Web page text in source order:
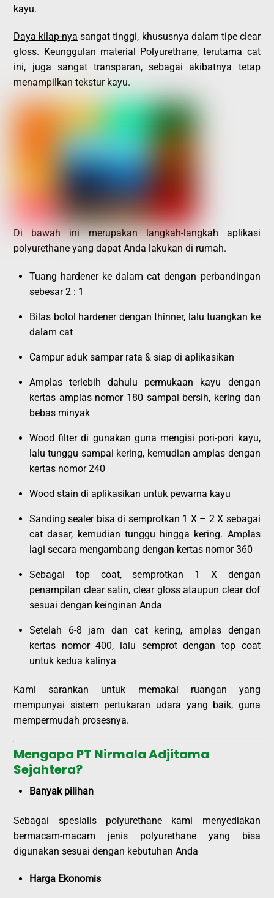
kayu.
Daya kilap-nya sangat tinggi, khususnya dalam tipe clear
gloss. Keunggulan material Polyurethane, terutama cat
ini, juga sangat transparan, sebagai akibatnya tetap
menampilkan tekstur kayu.
Di bawah ini merupakan langkah-langkah aplikasi
polyurethane yang dapat Anda lakukan di rumah.
Tuang hardener ke dalam cat dengan perbandingan
sebesar 2 : 1
Bilas botol hardener dengan thinner, lalu tuangkan ke
dalam cat
Campur aduk sampar rata & siap di aplikasikan
Amplas terlebih dahulu permukaan kayu dengan
kertas amplas nomor 180 sampai bersih, kering dan
bebas minyak
Wood filter di gunakan guna mengisi pori-pori kayu,
lalu tunggu sampai kering, kemudian amplas dengan
kertas nomor 240
Wood stain di aplikasikan untuk pewarna kayu
Sanding sealer bisa di semprotkan 1 X – 2 X sebagai
cat dasar, kemudian tunggu hingga kering. Amplas
lagi secara mengambang dengan kertas nomor 360
Sebagai top coat, semprotkan 1 X dengan
penampilan clear satin, clear gloss ataupun clear dof
sesuai dengan keinginan Anda
Setelah 6-8 jam dan cat kering, amplas dengan
kertas nomor 400, lalu semprot dengan top coat
untuk kedua kalinya
Kami sarankan untuk memakai ruangan yang
mempunyai sistem pertukaran udara yang baik, guna
mempermudah prosesnya.
Mengapa PT Nirmala Adjitama
Sejahtera?
Banyak pilihan
Sebagai spesialis polyurethane kami menyediakan
bermacam-macam jenis polyurethane yang bisa
digunakan sesuai dengan kebutuhan Anda
Harga Ekonomis